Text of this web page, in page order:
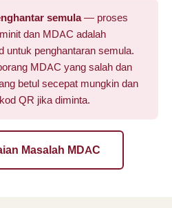
semula— proses
dan MDAC adalah
untuk penghantaran semula.
MDAC yang salah dan
betul secepat mungkin dan
QR jika diminta.
Masalah MDAC